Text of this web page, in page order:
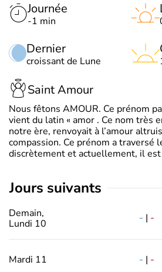
Journée
-1 min
Dernier
croissant de Lune
Saint Amour
Nous fêtons AMOUR. Ce prénom
vient du latin « amor . Ce nom très
notre ère, renvoyait à l’amour
compassion. Ce prénom a traversé
discrètement et actuellement, il
jours suivants
Demain,
Lundi 10
- | -
Mardi 11 - | -